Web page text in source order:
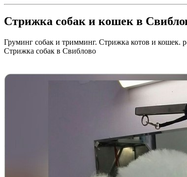
Стрижка собак и кошек в
Груминг собак и тримминг. Стрижка котов и кошек.
Стрижка собак в Свиблово